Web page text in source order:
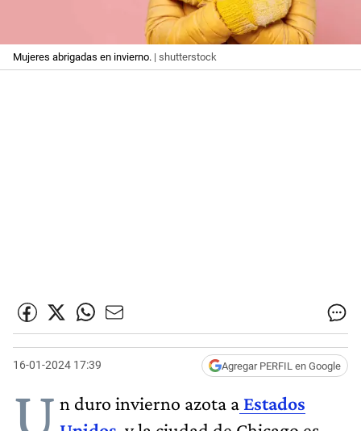
Mujeres abrigadas en invierno. | shutterstock
16-01-2024 17:39 Agregar PERFIL en Google
U n duro invierno azota a Estados